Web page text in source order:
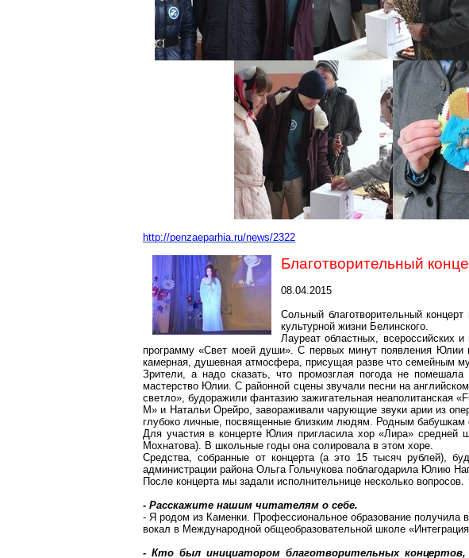
http://penzaeparhia.ru/news/2322
Благотворительный
08.04.2015
Сольный благотворительный
культурной жизни Белинского.
Лауреат областных, всероссийских
программу «Свет моей души». С первых минут появления Юлии
камерная, душевная атмосфера, присущая разве что семейным
Зрители, а надо сказать, что промозглая погода не
мастерство Юлии. С районной сцены звучали песни на
светло», будоражили фантазию зажигательная неаполитанская
М» и Натальи Орейро, завораживали чарующие звуки арии из
глубоко личные, посвященные близким людям. Родным бабушкам
Для участия в концерте Юлия пригласила хор «Лира»
Мохнатова). В школьные годы она солировала в этом хоре.
Средства, собранные от концерта (а это 15 тысяч рублей),
администрации района Ольга Гольчукова поблагодарила Юлию
После концерта мы задали исполнительнице несколько вопросов.
- Расскажите нашим читателям о себе.
- Я родом из Каменки. Профессиональное образование получила
вокал в Международной общеобразовательной школе
- Кто был инициатором благотворительных